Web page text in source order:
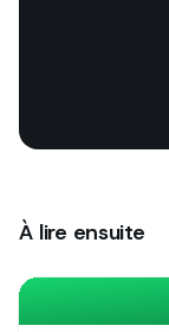
À lire ensuite